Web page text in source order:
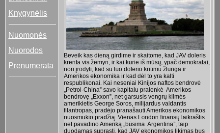
Knygynėlis
Nuomonės
Nuorodos
Prenumerata
Beveik kas dieną girdime ir skaitome, kad JAV doleris
krenta vis žemyn, ir kai kurie iš mūsų, ypač demokratai,
nori įrodyti, kad su tuo dolerio kritimu žlunga ir
Amerikos ekonomika ir kad dėl to yra kalti
respublikonai. Kai neseniai Kinijos naftos bendrovė
„Petrol-China” savo kapitalu pralenkė Amerikos
bendrovę „Exxon”, net garsusis vengrų kilmės
amerikietis George Soros, milijardus valdantis
filantropas, pradėjo pranašauti Amerikos ekonomikos
nuosmukio pradžią. Vienas London finansų laikraštis
net pavadino Ameriką „būsima Argentina”, taip
duodamas suprasti, kad JAV ekonomikos likimas bus